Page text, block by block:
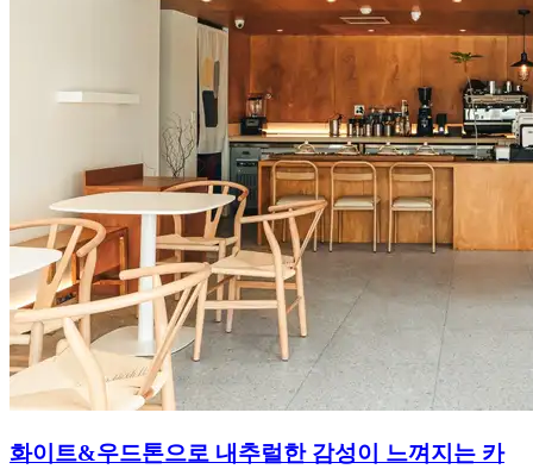
화이트&우드톤으로 내추럴한 감성이 느껴지는 카